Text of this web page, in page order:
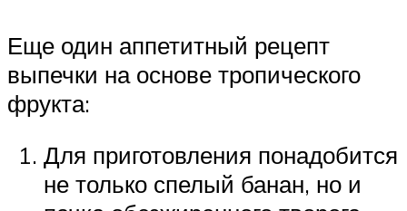
Еще один аппетитный рецепт
выпечки на основе тропического
фрукта:
Для приготовления понадобится
не только спелый банан, но и